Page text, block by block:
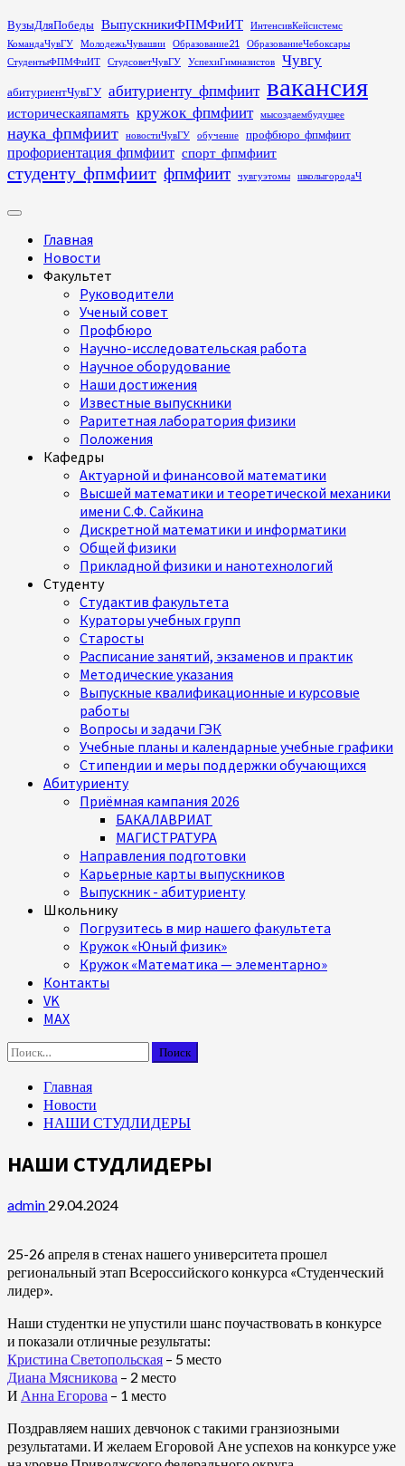
Перейти
к
содержимому
ВузыДляПобеды ВыпускникиФПМФиИТ
ИнтенсивКейсистемс
КомандаЧувГУ
МолодежьЧувашии Образование21
ОбразованиеЧебоксары
СтудентыФПМФиИТ
СтудсоветЧувГУ УспехиГимназистов Чувгу
абитуриентЧувГУ абитуриенту_фпмфиит вакансия
историческаяпамять кружок_фпмфиит мысоздаембудущее
наука_фпмфиит новостиЧувГУ обучение профбюро_фпмфиит
профориентация_фпмфиит спорт_фпмфиит
студенту_фпмфиит фпмфиит чувгуэтомы школыгородаЧ
Основное
Главная
Новости
Факультет
Руководители
Ученый совет
Профбюро
Научно-исследовательская работа
Научное оборудование
Наши достижения
Известные выпускники
Раритетная лаборатория физики
Положения
Кафедры
Актуарной и финансовой математики
Высшей математики и теоретической механики
имени С.Ф. Сайкина
Дискретной математики и информатики
Общей физики
Прикладной физики и нанотехнологий
Студенту
Студактив факультета
Кураторы учебных групп
Старосты
Расписание занятий, экзаменов и практик
Методические указания
Выпускные квалификационные и курсовые
работы
Вопросы и задачи ГЭК
Учебные планы и календарные учебные графики
Стипендии и меры поддержки обучающихся
Абитуриенту
Приёмная кампания 2026
БАКАЛАВРИАТ
МАГИСТРАТУРА
Направления подготовки
Карьерные карты выпускников
Выпускник - абитуриенту
Школьнику
Погрузитесь в мир нашего факультета
Кружок «Юный физик»
Кружок «Математика — элементарно»
Контакты
VK
MAX
Найти:
Главная
Новости
НАШИ СТУДЛИДЕРЫ
НАШИ СТУДЛИДЕРЫ
admin 29.04.2024
25-26 апреля в стенах нашего университета прошел
региональный этап Всероссийского конкурса «Студенческий
лидер».
Наши студентки не упустили шанс поучаствовать в конкурсе
и показали отличные результаты:
Кристина Светопольская – 5 место
Диана Мясникова – 2 место
И Анна Егорова – 1 место
Поздравляем наших девчонок с такими гранзиозными
результатами. И желаем Егоровой Ане успехов на конкурсе уже